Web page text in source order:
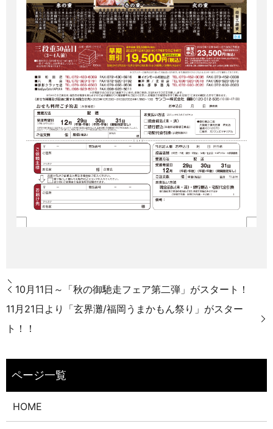
10月11日～「秋の御馳走フェア第二弾」がスタート！
11月21日より「玄界灘/福岡うまかもん祭り」がスター
ト！！
HOME